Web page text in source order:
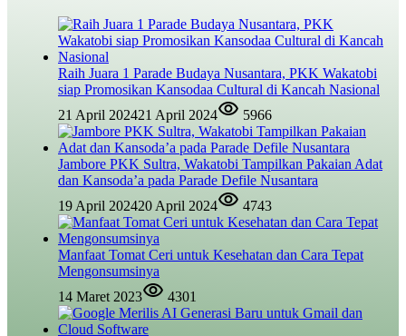
Raih Juara 1 Parade Budaya Nusantara, PKK Wakatobi
siap Promosikan Kansodaa Cultural di Kancah Nasional
21 April 202421 April 2024 5966
Jambore PKK Sultra, Wakatobi Tampilkan Pakaian Adat
dan Kansoda’a pada Parade Defile Nusantara
19 April 202420 April 2024 4743
Manfaat Tomat Ceri untuk Kesehatan dan Cara Tepat
Mengonsumsinya
14 Maret 2023
4301